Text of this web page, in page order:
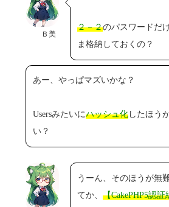
Ｂ美
２－２のパスワードだけ
ま格納しておくの？
あー、やっぱマズいかな？
Usersみたいにハッシュ化 したほう
い？
うーん、そのほうが無
てか、 【CakePHP5認